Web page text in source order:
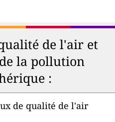
de l'air et
la pollution
:
de qualité de l'air